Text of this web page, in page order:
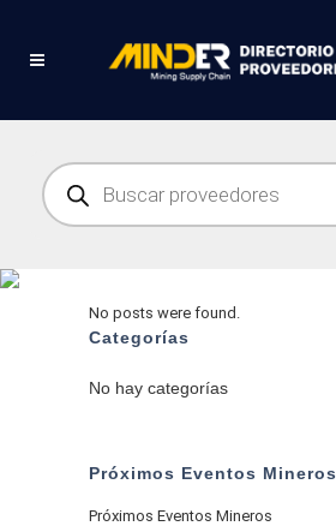
Búsqueda
de
productos
No posts were found.
Categorías
No hay categorías
Próximos Eventos Mineros
Próximos Eventos Mineros